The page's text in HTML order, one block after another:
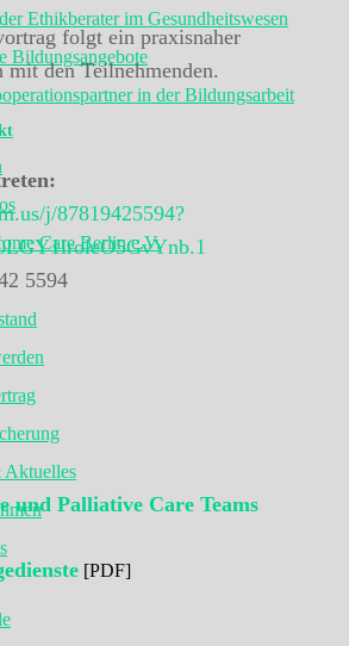
Ethikberater im Gesundheitswesen
Bildungsangebote
in der Bildungsarbeit
Care Berlin e.V.
Aktuelles
folgt ein praxisnaher
mit den Teilnehmenden.
j/87819425594?
5594
und Palliative Care Teams
[PDF]